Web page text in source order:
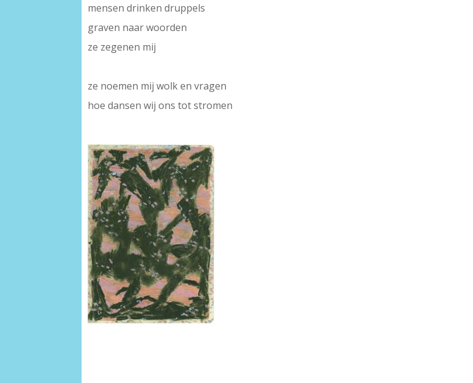
mensen drinken druppels
graven naar woorden
ze zegenen mij
ze noemen mij wolk en vragen
hoe dansen wij ons tot stromen